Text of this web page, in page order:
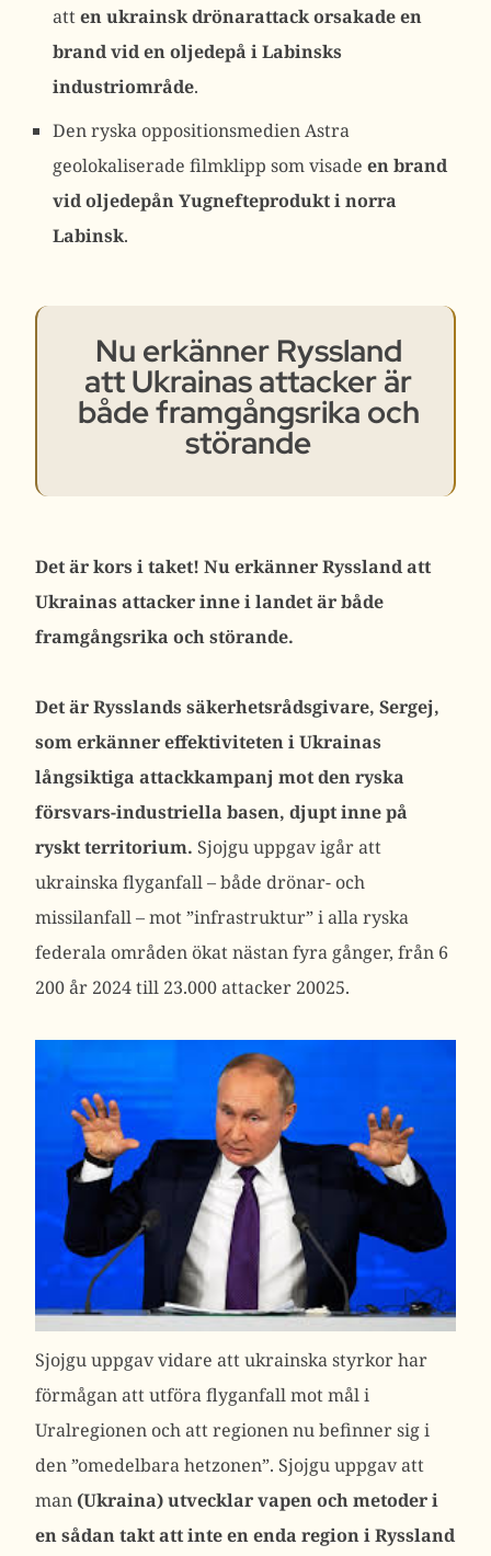
atten ukrainsk drönarattack orsakade en
brand vid en oljedepå i Labinsks
industriområde.
Den ryska oppositionsmedien Astra
geolokaliserade filmklipp som visade en brand
vid oljedepån Yugnefteprodukt i norra
Labinsk.
Nu erkänner Ryssland
att Ukrainas attacker är
både framgångsrika och
störande
Det är kors i taket! Nu erkänner Ryssland att
Ukrainas attacker inne i landet är både
framgångsrika och störande.
Det är Rysslands säkerhetsrådsgivare, Sergej,
som erkänner effektiviteten i Ukrainas
långsiktiga attackkampanj mot den ryska
försvars-industriella basen, djupt inne på
ryskt territorium. Sjojgu uppgav igår att
ukrainska flyganfall – både drönar- och
missilanfall – mot ”infrastruktur” i alla ryska
federala områden ökat nästan fyra gånger, från 6
200 år 2024 till 23.000 attacker 20025.
Sjojgu uppgav vidare att ukrainska styrkor har
förmågan att utföra flyganfall mot mål i
Uralregionen och att regionen nu befinner sig i
den ”omedelbara hetzonen”. Sjojgu uppgav att
man (Ukraina) utvecklar vapen och metoder i
en sådan takt att inte en enda region i Ryssland